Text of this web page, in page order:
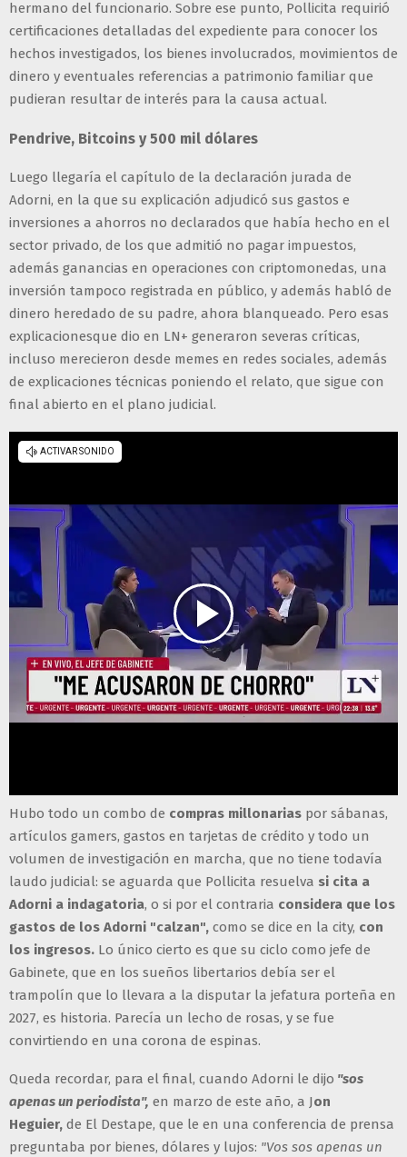
hermano del funcionario. Sobre ese punto, Pollicita requirió
certificaciones detalladas del expediente para conocer los
hechos investigados, los bienes involucrados, movimientos de
dinero y eventuales referencias a patrimonio familiar que
pudieran resultar de interés para la causa actual.
Pendrive, Bitcoins y 500 mil dólares
Luego llegaría el capítulo de la declaración jurada de
Adorni, en la que su explicación adjudicó sus gastos e
inversiones a ahorros no declarados que había hecho en el
sector privado, de los que admitió no pagar impuestos,
además ganancias en operaciones con criptomonedas, una
inversión tampoco registrada en público, y además habló de
dinero heredado de su padre, ahora blanqueado. Pero esas
explicacionesque dio en LN+ generaron severas críticas,
incluso merecieron desde memes en redes sociales, además
de explicaciones técnicas poniendo el relato, que sigue con
final abierto en el plano judicial.
Hubo todo un combo de compras millonarias por sábanas,
artículos gamers, gastos en tarjetas de crédito y todo un
volumen de investigación en marcha, que no tiene todavía
laudo judicial: se aguarda que Pollicita resuelva si cita a
Adorni a indagatoria, o si por el contraria considera que los
gastos de los Adorni "calzan", como se dice en la city, con
los ingresos. Lo único cierto es que su ciclo como jefe de
Gabinete, que en los sueños libertarios debía ser el
trampolín que lo llevara a la disputar la jefatura porteña en
2027, es historia. Parecía un lecho de rosas, y se fue
convirtiendo en una corona de espinas.
Queda recordar, para el final, cuando Adorni le dijo "sos
apenas un periodista", en marzo de este año, a Jon
Heguier, de El Destape, que le en una conferencia de prensa
preguntaba por bienes, dólares y lujos: "Vos sos apenas un